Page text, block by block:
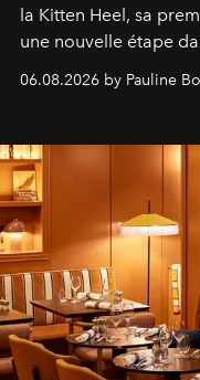
la Kitten Heel, sa
une nouvelle étape
06.08.2026 by Pauline